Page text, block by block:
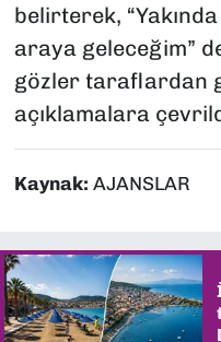
belirterek,
araya geleceğim”
gözler taraflardan
açıklamalara
Kaynak: AJANSLAR